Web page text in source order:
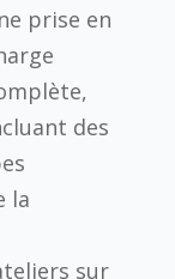
prise en
des
la
sur